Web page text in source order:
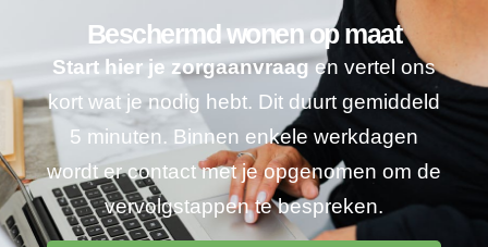
Beschermd wonen op maat
Start hier je zorgaanvraagen vertel ons
kort wat je nodig hebt. Dit duurt gemiddeld
5 minuten. Binnen enkele werkdagen
wordt er contact met je opgenomen om de
vervolgstappen te bespreken.